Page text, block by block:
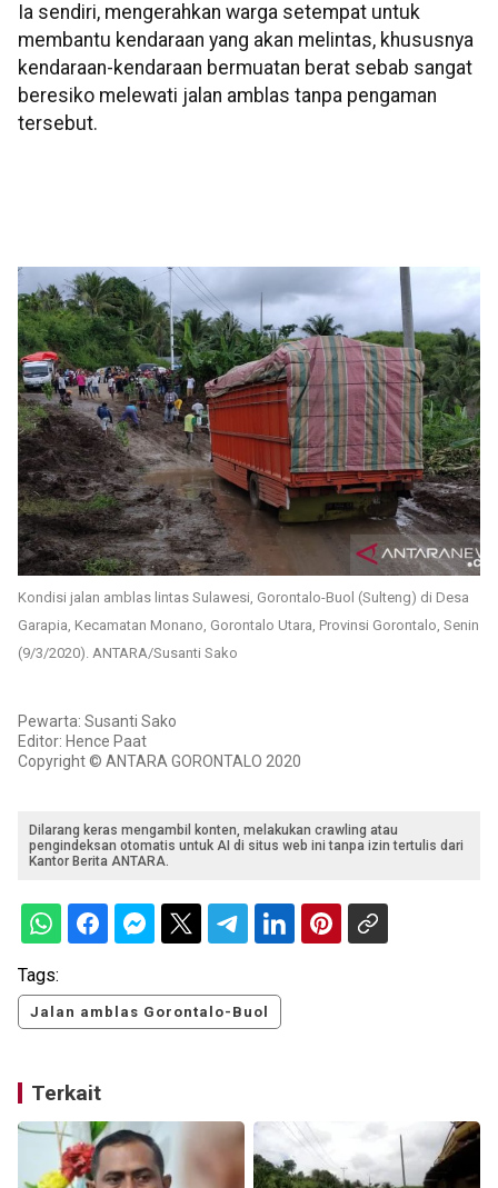
Ia sendiri, mengerahkan warga setempat untuk
membantu kendaraan yang akan melintas, khususnya
kendaraan-kendaraan bermuatan berat sebab sangat
beresiko melewati jalan amblas tanpa pengaman
tersebut.
Kondisi jalan amblas lintas Sulawesi, Gorontalo-Buol (Sulteng) di Desa
Garapia, Kecamatan Monano, Gorontalo Utara, Provinsi Gorontalo, Senin
(9/3/2020). ANTARA/Susanti Sako
Pewarta: Susanti Sako
Editor: Hence Paat
Copyright © ANTARA GORONTALO 2020
Dilarang keras mengambil konten, melakukan crawling atau
pengindeksan otomatis untuk AI di situs web ini tanpa izin tertulis dari
Kantor Berita ANTARA.
Tags:
Jalan amblas Gorontalo-Buol
Terkait